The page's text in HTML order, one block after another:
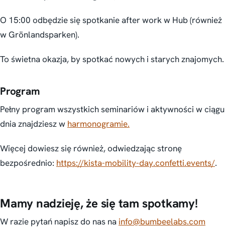
O 15:00 odbędzie się spotkanie after work w Hub (również
w Grönlandsparken).
To świetna okazja, by spotkać nowych i starych znajomych.
Program
Pełny program wszystkich seminariów i aktywności w ciągu
dnia znajdziesz w harmonogramie.
Więcej dowiesz się również, odwiedzając stronę
bezpośrednio: https://kista-mobility-day.confetti.events/.
Mamy nadzieję, że się tam spotkamy!
W razie pytań napisz do nas na info@bumbeelabs.com